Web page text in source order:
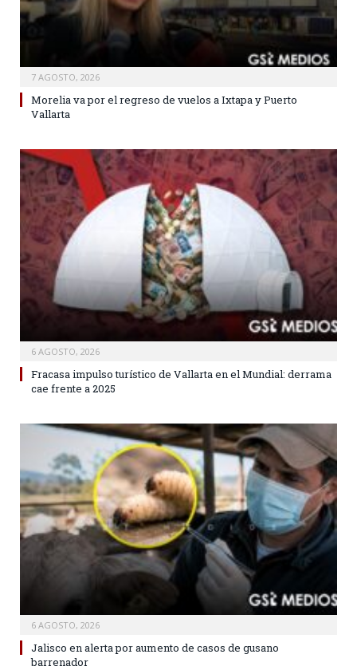
7 AGOSTO, 2026
Morelia va por el regreso de vuelos a Ixtapa y Puerto
Vallarta
6 AGOSTO, 2026
Fracasa impulso turístico de Vallarta en el Mundial: derrama
cae frente a 2025
6 AGOSTO, 2026
Jalisco en alerta por aumento de casos de gusano
barrenador